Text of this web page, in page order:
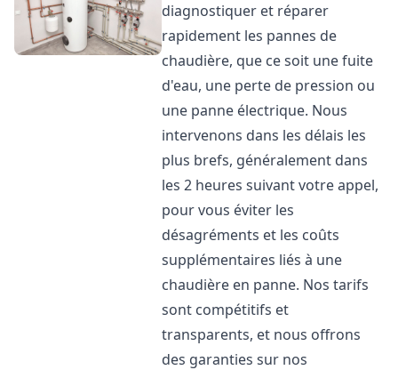
diagnostiquer et réparer
rapidement les pannes de
chaudière, que ce soit une fuite
d'eau, une perte de pression ou
une panne électrique. Nous
intervenons dans les délais les
plus brefs, généralement dans
les 2 heures suivant votre appel,
pour vous éviter les
désagréments et les coûts
supplémentaires liés à une
chaudière en panne. Nos tarifs
sont compétitifs et
transparents, et nous offrons
des garanties sur nos